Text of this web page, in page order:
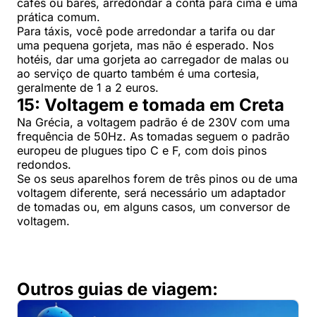
cafés ou bares, arredondar a conta para cima é uma
prática comum.
Para táxis, você pode arredondar a tarifa ou dar
uma pequena gorjeta, mas não é esperado. Nos
hotéis, dar uma gorjeta ao carregador de malas ou
ao serviço de quarto também é uma cortesia,
geralmente de 1 a 2 euros.
15: Voltagem e tomada em Creta
Na Grécia, a voltagem padrão é de 230V com uma
frequência de 50Hz. As tomadas seguem o padrão
europeu de plugues tipo C e F, com dois pinos
redondos.
Se os seus aparelhos forem de três pinos ou de uma
voltagem diferente, será necessário um adaptador
de tomadas ou, em alguns casos, um conversor de
voltagem.
Outros guias de viagem: